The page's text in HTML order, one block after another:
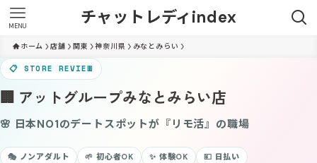
チャットレディindex
MENU
ホーム 店舗 関東 神奈川県 みなとみらい
📋 STORE REVIEW
🏢 アットグループみなとみらい店
🌸 日本NO1のデートスポットが『リモ活』の職場
🎭 ノンアダルト 🌱 初心者OK ✨ 体験OK 💴 日払い